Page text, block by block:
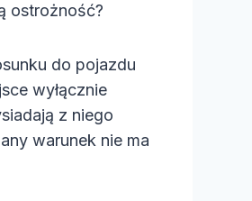
ostrożność?
do pojazdu
wyłącznie
z niego
warunek nie ma